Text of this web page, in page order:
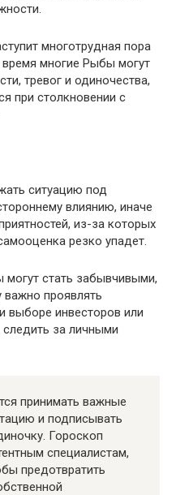
многотрудная пора
время многие Рыбы могут
тревог и одиночества,
при столкновении с
ситуацию под
влиянию, иначе
из-за которых
резко упадет.
стать забывчивыми,
проявлять
выборе инвесторов или
за личными
принимать важные
и подписывать
Гороскоп
специалистам,
предотвратить